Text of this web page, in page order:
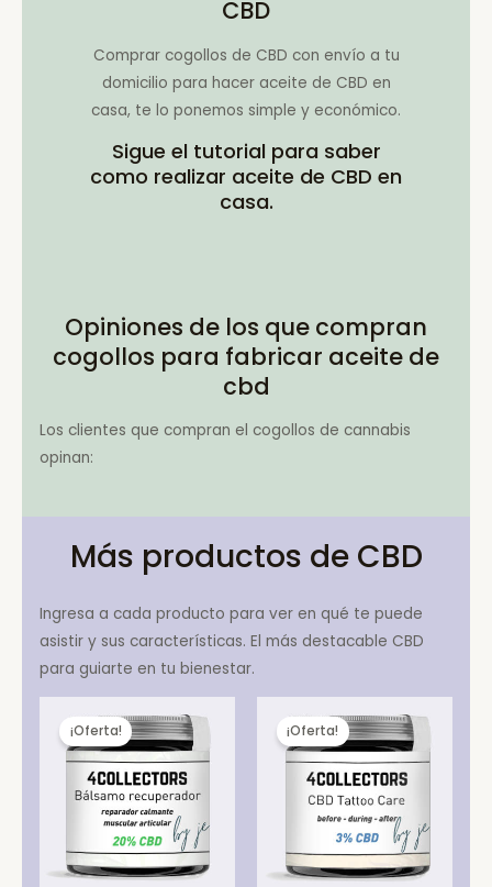
CBD
Comprar cogollos de CBD con envío a tu
domicilio para hacer aceite de CBD en
casa, te lo ponemos simple y económico.
Sigue el tutorial para saber
como realizar aceite de CBD en
casa.
Opiniones de los que compran
cogollos para fabricar aceite de
cbd
Los clientes que compran el cogollos de cannabis
opinan:
Más productos de CBD
Ingresa a cada producto para ver en qué te puede
asistir y sus características. El más destacable CBD
para guiarte en tu bienestar.
¡Oferta! ¡Oferta!